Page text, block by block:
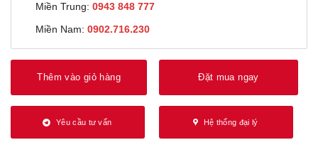
Miền Trung: 0943 848 777
Miền Nam: 0902.716.230
Thêm vào giỏ hàng Đặt mua ngay
Yêu cầu tư vấn Hệ thống đại lý